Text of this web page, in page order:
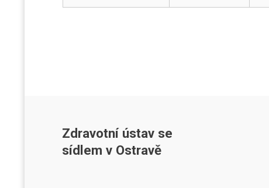
Zdravotní ústav se
sídlem v Ostravě